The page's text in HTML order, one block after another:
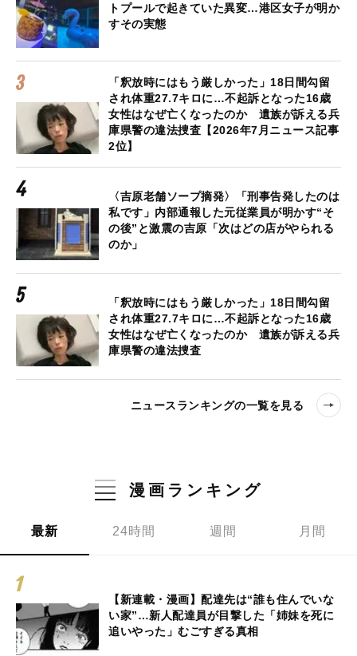
トプールで起きていた異変…港区女子が明か
すその実態
「釈放時にはもう厳しかった」18日間勾留
され体重27.7キロに…不起訴となった16歳
女性はなぜ亡くなったのか 遺族が訴える兵
庫県警の違法捜査【2026年7月ニュース記事
2位】
〈吉原老舗ソープ摘発〉「刑事告発したのは
私です」内部通報した元従業員が明かす“そ
の後”と激震の吉原「次はどの店がやられる
のか」
「釈放時にはもう厳しかった」18日間勾留
され体重27.7キロに…不起訴となった16歳
女性はなぜ亡くなったのか 遺族が訴える兵
庫県警の違法捜査
ニュースランキングの一覧を見る
漫画ランキング
最新 24時間 週間 月間
【新連載・漫画】配達先は“誰も住んでいな
い家”…新人配達員が目撃した「姉妹を死に
追いやった」むごすぎる真相